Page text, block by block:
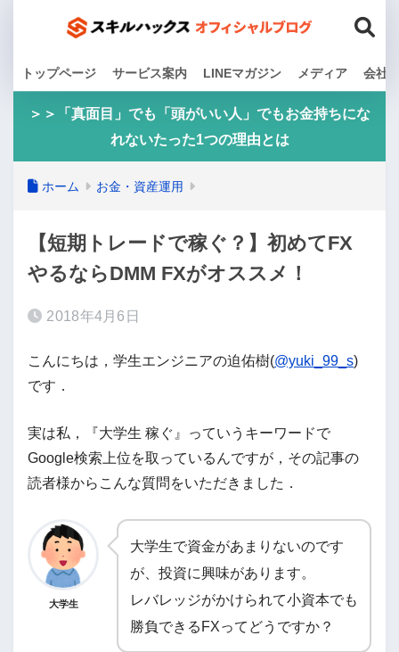
トップページ サービス案内 LINEマガジン メディア 会社
＞＞「真面目」でも「頭がいい人」でもお金持ちにな
れないたった1つの理由とは
ホーム お金・資産運用
【短期トレードで稼ぐ？】初めてFX
やるならDMM FXがオススメ！
2018年4月6日
こんにちは，学生エンジニアの迫佑樹(@yuki_99_s)
です．
実は私，『大学生 稼ぐ』っていうキーワードで
Google検索上位を取っているんですが，その記事の
読者様からこんな質問をいただきました．
大学生
大学生で資金があまりないのです
が、投資に興味があります。
レバレッジがかけられて小資本でも
勝負できるFXってどうですか？